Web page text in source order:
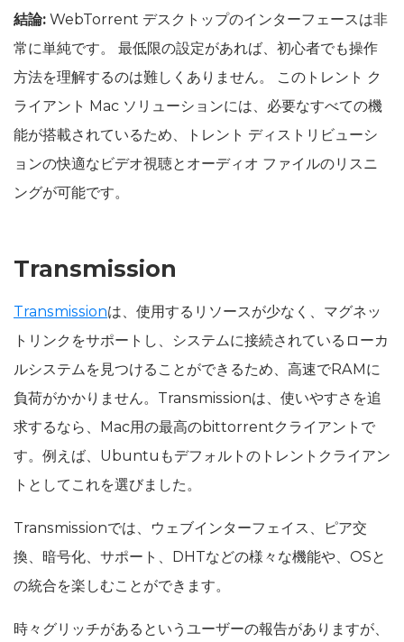
結論: WebTorrent デスクトップのインターフェースは非
常に単純です。 最低限の設定があれば、初心者でも操作
方法を理解するのは難しくありません。 このトレント ク
ライアント Mac ソリューションには、必要なすべての機
能が搭載されているため、トレント ディストリビューシ
ョンの快適なビデオ視聴とオーディオ ファイルのリスニ
ングが可能です。
Transmission
Transmissionは、使用するリソースが少なく、マグネッ
トリンクをサポートし、システムに接続されているローカ
ルシステムを見つけることができるため、高速でRAMに
負荷がかかりません。Transmissionは、使いやすさを追
求するなら、Mac用の最高のbittorrentクライアントで
す。例えば、Ubuntuもデフォルトのトレントクライアン
トとしてこれを選びました。
Transmissionでは、ウェブインターフェイス、ピア交
換、暗号化、サポート、DHTなどの様々な機能や、OSと
の統合を楽しむことができます。
時々グリッチがあるというユーザーの報告がありますが、